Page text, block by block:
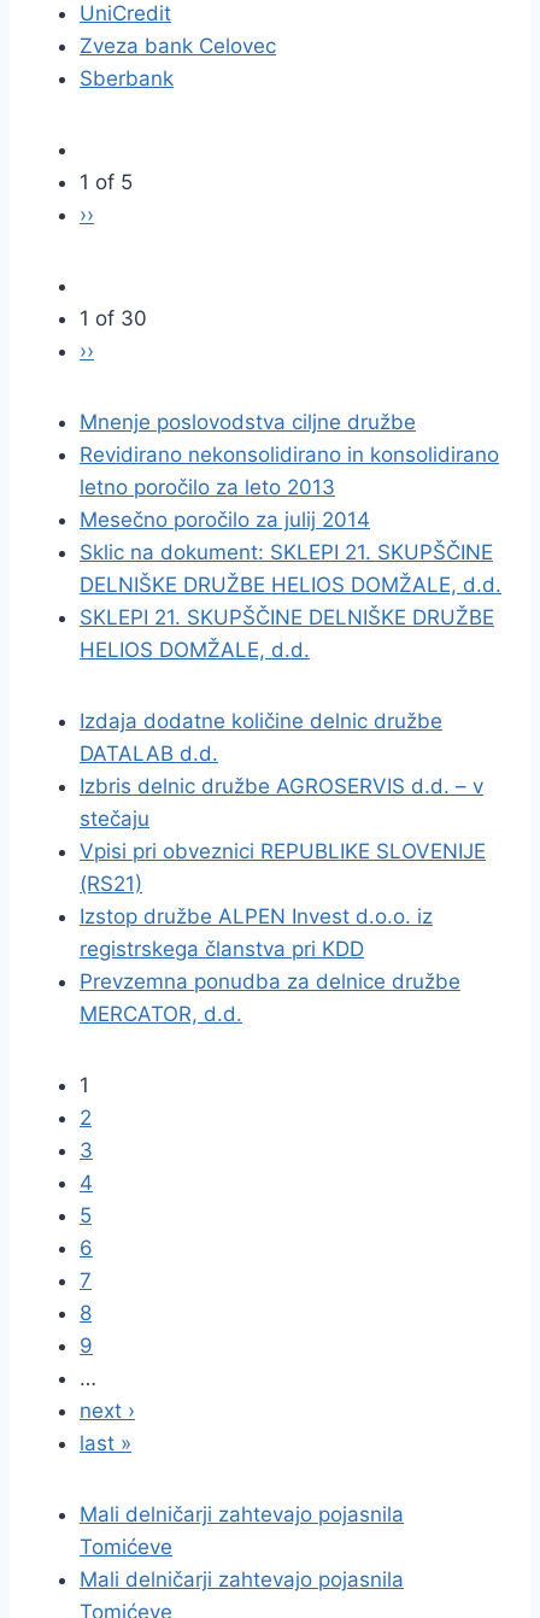
UniCredit
Zveza bank Celovec
Sberbank
1 of 5
››
1 of 30
››
Mnenje poslovodstva ciljne družbe
Revidirano nekonsolidirano in konsolidirano
letno poročilo za leto 2013
Mesečno poročilo za julij 2014
Sklic na dokument: SKLEPI 21. SKUPŠČINE
DELNIŠKE DRUŽBE HELIOS DOMŽALE, d.d.
SKLEPI 21. SKUPŠČINE DELNIŠKE DRUŽBE
HELIOS DOMŽALE, d.d.
Izdaja dodatne količine delnic družbe
DATALAB d.d.
Izbris delnic družbe AGROSERVIS d.d. – v
stečaju
Vpisi pri obveznici REPUBLIKE SLOVENIJE
(RS21)
Izstop družbe ALPEN Invest d.o.o. iz
registrskega članstva pri KDD
Prevzemna ponudba za delnice družbe
MERCATOR, d.d.
1
2
3
4
5
6
7
8
9
…
next ›
last »
Mali delničarji zahtevajo pojasnila
Tomićeve
Mali delničarji zahtevajo pojasnila
Tomićeve